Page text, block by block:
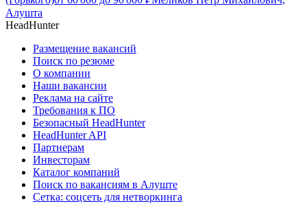
Алушта
HeadHunter
Размещение вакансий
Поиск по резюме
О компании
Наши вакансии
Реклама на сайте
Требования к ПО
Безопасный HeadHunter
HeadHunter API
Партнерам
Инвесторам
Каталог компаний
Поиск по вакансиям в Алуште
Сетка: соцсеть для нетворкинга